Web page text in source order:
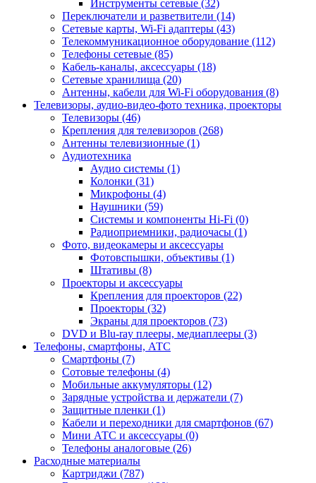
Инструменты сетевые (32)
Переключатели и разветвители (14)
Сетевые карты, Wi-Fi адаптеры (43)
Телекоммуникационное оборудование (112)
Телефоны сетевые (85)
Кабель-каналы, аксессуары (18)
Сетевые хранилища (20)
Антенны, кабели для Wi-Fi оборудования (8)
Телевизоры, аудио-видео-фото техника, проекторы
Телевизоры (46)
Крепления для телевизоров (268)
Антенны телевизионные (1)
Аудиотехника
Аудио системы (1)
Колонки (31)
Микрофоны (4)
Наушники (59)
Системы и компоненты Hi-Fi (0)
Радиоприемники, радиочасы (1)
Фото, видеокамеры и аксессуары
Фотовспышки, объективы (1)
Штативы (8)
Проекторы и аксессуары
Крепления для проекторов (22)
Проекторы (32)
Экраны для проекторов (73)
DVD и Blu-ray плееры, медиаплееры (3)
Телефоны, смартфоны, АТС
Смартфоны (7)
Сотовые телефоны (4)
Мобильные аккумуляторы (12)
Зарядные устройства и держатели (7)
Защитные пленки (1)
Кабели и переходники для смартфонов (67)
Мини АТС и аксессуары (0)
Телефоны аналоговые (26)
Расходные материалы
Картриджи (787)